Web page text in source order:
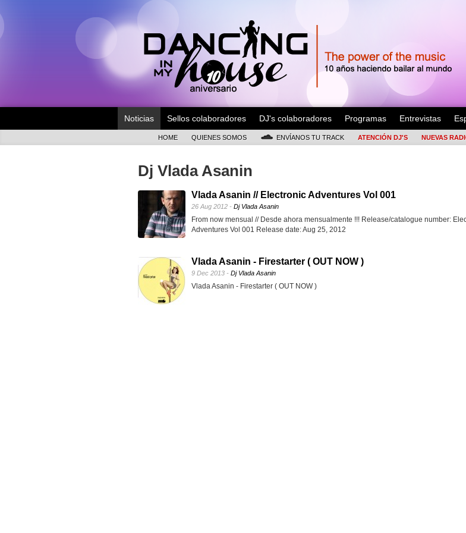
Noticias Sellos colaboradores DJ's colaboradores Programas Entrevistas
HOME QUIENES SOMOS ENVÍANOS TU TRACK ATENCIÓN DJ'S NUEVAS
Dj Vlada Asanin
Vlada Asanin // Electronic Adventures Vol 001
26 Aug 2012 - Dj Vlada Asanin
From now mensual // Desde ahora mensualmente !!! Release/catalogue number:
Adventures Vol 001 Release date: Aug 25, 2012
Vlada Asanin - Firestarter ( OUT NOW )
9 Dec 2013 - Dj Vlada Asanin
Vlada Asanin - Firestarter ( OUT NOW )